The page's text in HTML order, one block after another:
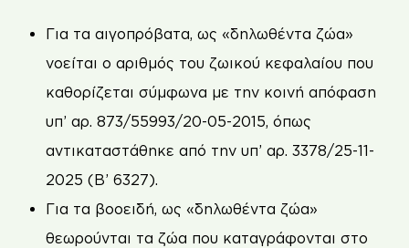
Για τα αιγοπρόβατα, ως «δηλωθέντα ζώα»
νοείται ο αριθμός του ζωικού κεφαλαίου που
καθορίζεται σύμφωνα με την κοινή απόφαση
υπ’ αρ. 873/55993/20-05-2015, όπως
αντικαταστάθηκε από την υπ’ αρ. 3378/25-11-
2025 (Β’ 6327).
Για τα βοοειδή, ως «δηλωθέντα ζώα»
θεωρούνται τα ζώα που καταγράφονται στο